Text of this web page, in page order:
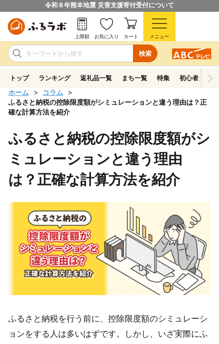
令和８年熊本地震 災害支援寄付受付について
検索
上限額 お気に入り カート メニュー
トップ ランキング 返礼品一覧 まち一覧 特集
初心者ガイド
ホーム
コラム
ふるさと納税の控除限度額がシミュレーションと違う理由は？正
確な計算方法を紹介
ふるさと納税の控除限度額がシ
ミュレーションと違う理由
は？正確な計算方法を紹介
ふるさと納税を行う前に、控除限度額のシミュレーシ
ョンをする人は多いはずです。しかし、いざ実際にふ